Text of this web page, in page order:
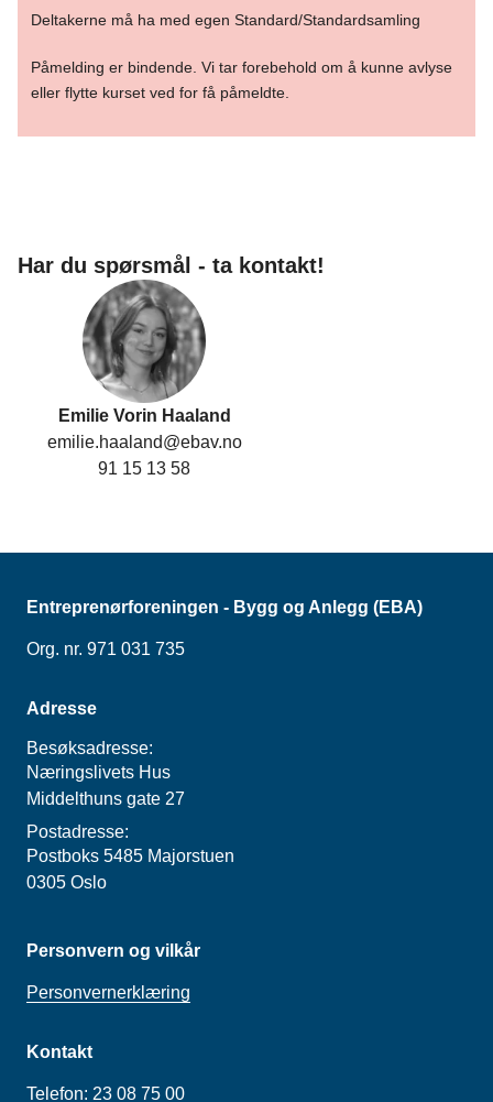
Deltakerne må ha med egen Standard/Standardsamling
Påmelding er bindende. Vi tar forebehold om å kunne avlyse
eller flytte kurset ved for få påmeldte.
Har du spørsmål - ta kontakt!
Emilie Vorin Haaland
emilie.haaland@ebav.no
91 15 13 58
Entreprenørforeningen - Bygg og Anlegg (EBA)
Org. nr. 971 031 735
Adresse
Besøksadresse:
Næringslivets Hus
Middelthuns gate 27
Postadresse:
Postboks 5485 Majorstuen
0305 Oslo
Personvern og vilkår
Personvernerklæring
Kontakt
Telefon: 23 08 75 00